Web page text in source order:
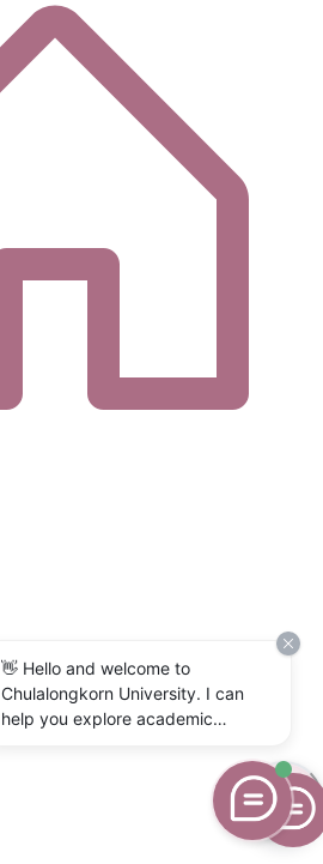
👋 Hello and welcome to
Chulalongkorn University. I can
help you explore academic